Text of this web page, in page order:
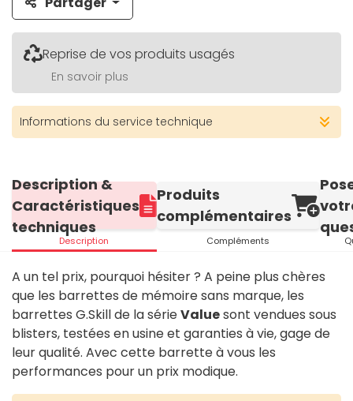
Reprise de vos produits usagés
En savoir plus
Informations du service technique
Description &
Caractéristiques
techniques
Description
Produits
complémentaires
Compléments
A un tel prix, pourquoi hésiter ? A peine plus chères
que les barrettes de mémoire sans marque, les
barrettes G.Skill de la sérieValuesont vendues sous
blisters, testées en usine et garanties à vie, gage de
leur qualité. Avec cette barrette à vous les
performances pour un prix modique.